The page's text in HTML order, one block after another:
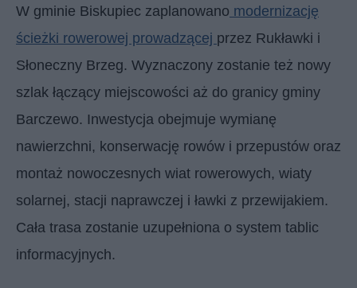
W gminie Biskupiec zaplanowano modernizację
ścieżki rowerowej prowadzącej przez Rukławki i
Słoneczny Brzeg. Wyznaczony zostanie też nowy
szlak łączący miejscowości aż do granicy gminy
Barczewo. Inwestycja obejmuje wymianę
nawierzchni, konserwację rowów i przepustów oraz
montaż nowoczesnych wiat rowerowych, wiaty
solarnej, stacji naprawczej i ławki z przewijakiem.
Cała trasa zostanie uzupełniona o system tablic
informacyjnych.